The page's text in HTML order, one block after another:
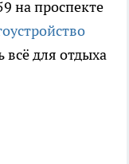
на проспекте
всё для отдыха